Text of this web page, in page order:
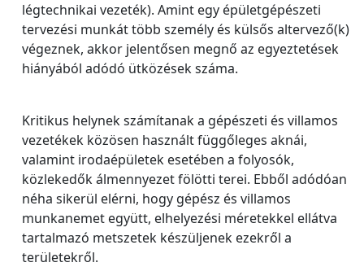
légtechnikai vezeték). Amint egy épületgépészeti
tervezési munkát több személy és külsős altervező(k)
végeznek, akkor jelentősen megnő az egyeztetések
hiányából adódó ütközések száma.
Kritikus helynek számítanak a gépészeti és villamos
vezetékek közösen használt függőleges aknái,
valamint irodaépületek esetében a folyosók,
közlekedők álmennyezet fölötti terei. Ebből adódóan
néha sikerül elérni, hogy gépész és villamos
munkanemet együtt, elhelyezési méretekkel ellátva
tartalmazó metszetek készüljenek ezekről a
területekről.